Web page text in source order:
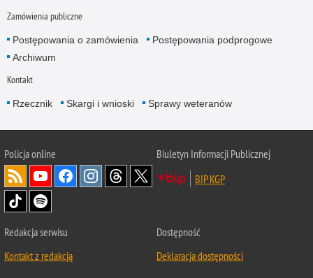
Zamówienia publiczne
Postępowania o zamówienia
Postępowania podprogowe
Archiwum
Kontakt
Rzecznik Skargi i wnioski Sprawy weteranów
Policjaonline
Biuletyn Informacji Publicznej
BIP KGP
Redakcja serwisu
Kontakt z redakcją
Dostępność
Deklaracja dostępności